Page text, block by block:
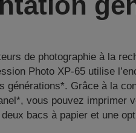
de photographie à la
Photo XP-65 utilise
générations*. Grâce à la
vous pouvez imprimer
bacs à papier et une